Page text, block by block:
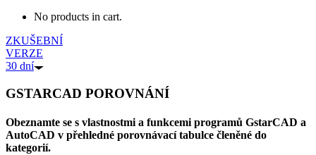
No products in cart.
ZKUŠEBNÍ
VERZE
30 dní
GSTARCAD POROVNÁNÍ
Obeznamte se s vlastnostmi a funkcemi programů GstarCAD a
AutoCAD v přehledné porovnávací tabulce členěné do
kategorií.